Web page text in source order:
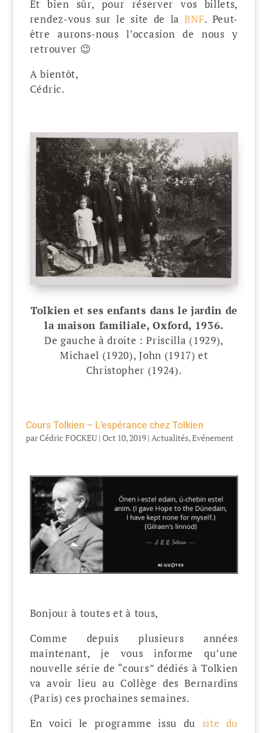
Et bien sûr, pour réserver vos billets,
rendez-vous sur le site de laBNF. Peut-
être aurons-nous l’occasion de nous y
retrouver 😉
A bientôt,
Cédric.
Tolkien et ses enfants dans le jardin de
la maison familiale, Oxford, 1936.
De gauche à droite : Priscilla (1929),
Michael (1920), John (1917) et
Christopher (1924).
Cours Tolkien – L’espérance chez Tolkien
parCédric FOCKEU| Oct 10, 2019| Actualités,Evénement
Bonjour à toutes et à tous,
Comme depuis plusieurs années
maintenant, je vous informe qu’une
nouvelle série de “cours” dédiés à Tolkien
va avoir lieu au Collège des Bernardins
(Paris) ces prochaines semaines.
En voici le programme issu du site du